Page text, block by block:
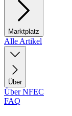
Marktplatz
Alle Artikel
Über
Über NFEC
FAQ